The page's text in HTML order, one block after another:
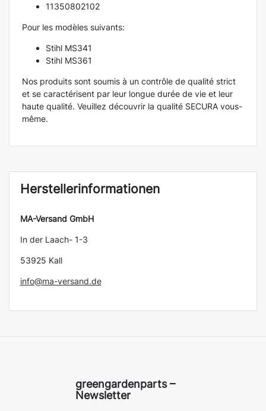
11350802102
Pour les modèles suivants:
Stihl MS341
Stihl MS361
Nos produits sont soumis à un contrôle de qualité strict
et se caractérisent par leur longue durée de vie et leur
haute qualité. Veuillez découvrir la qualité SECURA vous-
même.
Herstellerinformationen
MA-Versand GmbH
In der Laach- 1-3
53925 Kall
info@ma-versand.de
greengardenparts –
Newsletter